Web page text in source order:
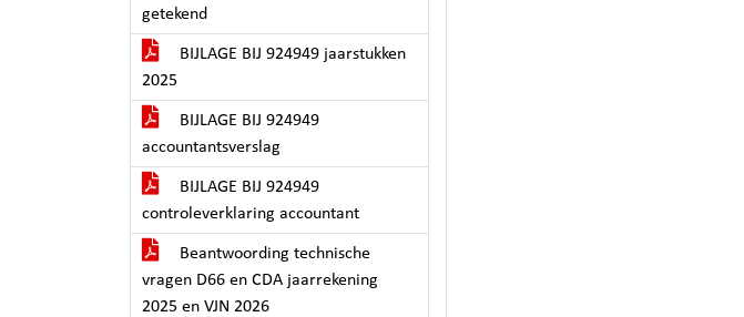
getekend
BIJLAGE BIJ 924949 jaarstukken
2025
BIJLAGE BIJ 924949
accountantsverslag
BIJLAGE BIJ 924949
controleverklaring accountant
Beantwoording technische
vragen D66 en CDA jaarrekening
2025 en VJN 2026